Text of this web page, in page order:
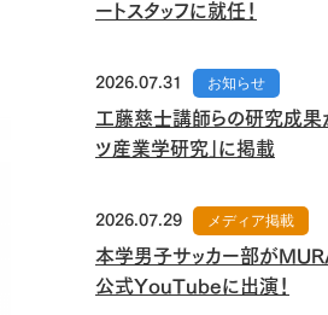
ートスタッフに就任！
2026.07.31 お知らせ
工藤慈士講師らの研究成果
ツ産業学研究」に掲載
2026.07.29 メディア掲載
本学男子サッカー部が
公式YouTubeに出演！